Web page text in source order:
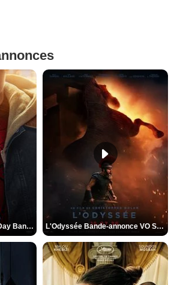
Spider-Man: Brand New Day Bande-annonce VO STFR L'Odyssée Bande-annonce VO STFR